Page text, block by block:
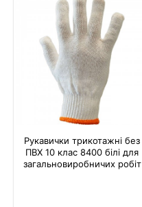
Рукавички трикотажні без
ПВХ 10 клас 8400 білі для
загальновиробничих робіт